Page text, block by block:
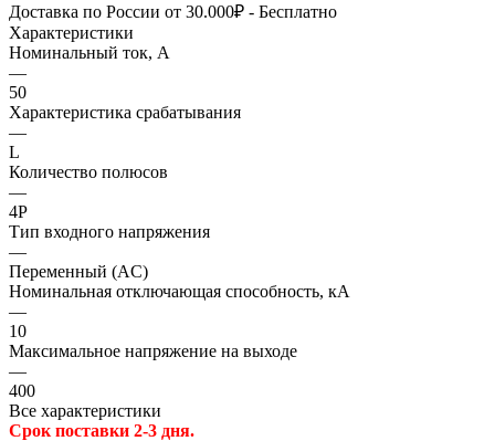
Доставка по России от 30.000₽ - Бесплатно
Характеристики
Номинальный ток, А
—
50
Характеристика срабатывания
—
L
Количество полюсов
—
4P
Тип входного напряжения
—
Переменный (AC)
Номинальная отключающая способность, кА
—
10
Максимальное напряжение на выходе
—
400
Все характеристики
Срок поставки 2-3 дня.